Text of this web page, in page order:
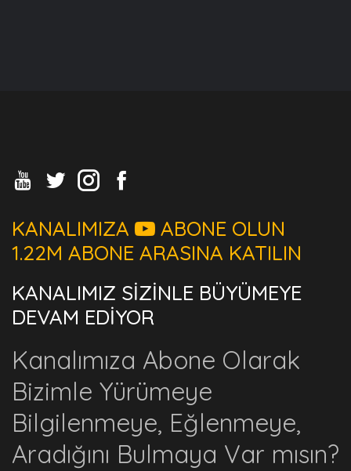
KANALIMIZA
ABONE OLUN
1.22M ABONE ARASINA KATILIN
KANALIMIZ SİZİNLE BÜYÜMEYE
DEVAM EDİYOR
Kanalımıza Abone Olarak
Bizimle Yürümeye
Bilgilenmeye, Eğlenmeye,
Aradığını Bulmaya Var mısın?